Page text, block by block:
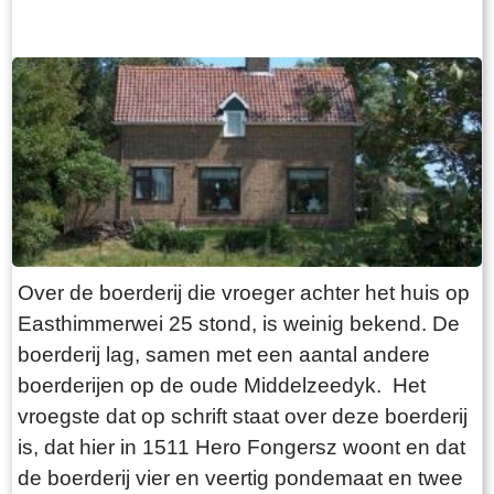
moaie lûd fan dizze klok fier te hearren oer gea,
mar en poel.
heaberch yn Fryslân stiet, folslein restaurearre,
yn it doarp Warten. It is as museum ynrjochte (
boujier 1725)
Over de boerderij die vroeger achter het huis op
Easthimmerwei 25 stond, is weinig bekend. De
boerderij lag, samen met een aantal andere
boerderijen op de oude Middelzeedyk. Het
vroegste dat op schrift staat over deze boerderij
is, dat hier in 1511 Hero Fongersz woont en dat
de boerderij vier en veertig pondemaat en twee